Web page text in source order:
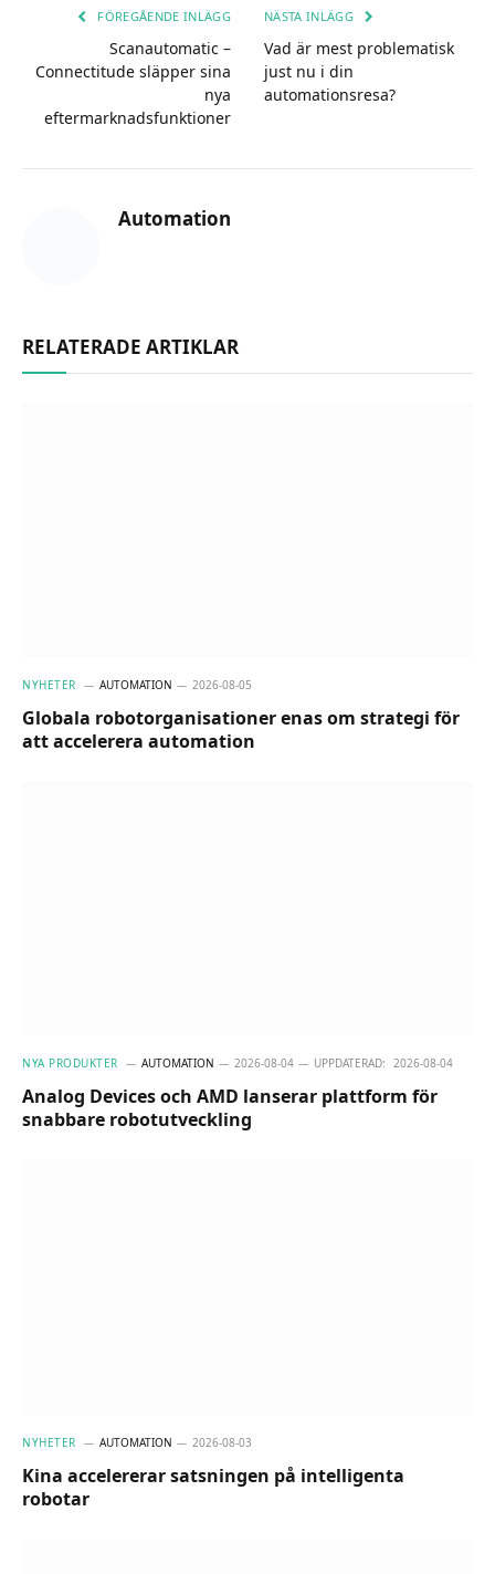
FÖREGÅENDE INLÄGG
Scanautomatic –
Connectitude släpper sina
nya
eftermarknadsfunktioner
NÄSTA INLÄGG
Vad är mest problematisk
just nu i din
automationsresa?
Automation
RELATERADE ARTIKLAR
NYHETER AUTOMATION 2026-08-05
Globala robotorganisationer enas om strategi för
att accelerera automation
NYA PRODUKTER AUTOMATION 2026-08-04 UPPDATERAD: 2026-08-04
Analog Devices och AMD lanserar plattform för
snabbare robotutveckling
NYHETER AUTOMATION 2026-08-03
Kina accelererar satsningen på intelligenta
robotar